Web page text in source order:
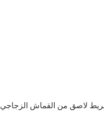
لاصق من القماش الزجاجي 0.18 مم